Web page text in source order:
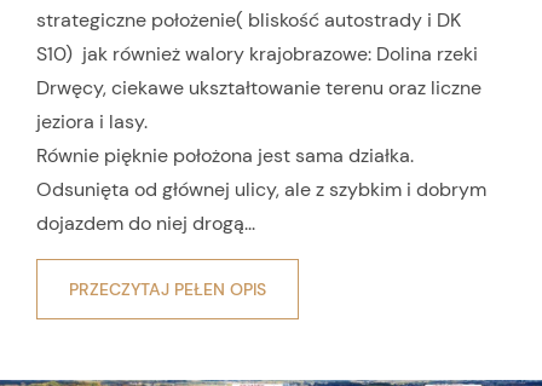
strategiczne położenie( bliskość autostrady i DK
S10) jak również walory krajobrazowe: Dolina rzeki
Drwęcy, ciekawe ukształtowanie terenu oraz liczne
jeziora i lasy.
Równie pięknie położona jest sama działka.
Odsunięta od głównej ulicy, ale z szybkim i dobrym
dojazdem do niej drogą...
PRZECZYTAJ PEŁEN OPIS